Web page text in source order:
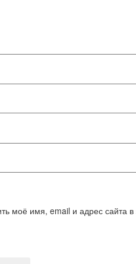
моё имя, email и адрес сайта